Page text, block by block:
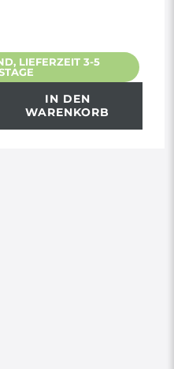
LIEFERZEIT 3-5
IN DEN
WARENKORB